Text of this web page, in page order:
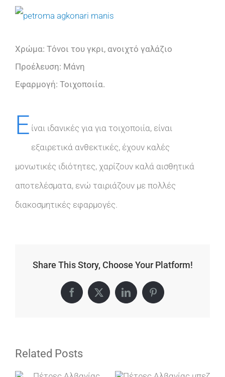
View
Image
Χρώμα: Τόνοι του γκρι, ανοιχτό γαλάζιο
Προέλευση: Μάνη
Εφαρμογή: Τοιχοποιία.
Ε ίναι ιδανικές για για τοιχοποιία, είναι
εξαιρετικά ανθεκτικές, έχουν καλές
μονωτικές ιδιότητες, χαρίζουν καλά αισθητικά
αποτελέσματα, ενώ ταιριάζουν με πολλές
διακοσμητικές εφαρμογές.
Share This Story, Choose Your Platform!
Facebook
X LinkedInPinterest
Related Posts